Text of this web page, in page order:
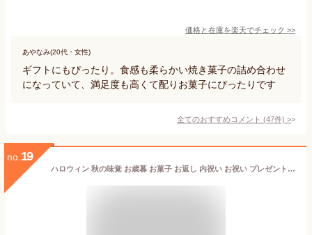
価格と在庫を楽天でチェック >>
あやなみ(20代・女性)
ギフトにもぴったり。食感も柔らかい焼き菓子の詰め合わせ
になっていて、満足度も高くて配りお菓子にぴったりです
全てのおすすめコメント (47件) >
no. 19
ハロウィン 秋の味覚 お歳暮 お菓子 お返し 内祝い お祝い プレゼント ギフト 可愛い スイーツ 洋菓子 お礼 個包装 のし対応 お供え送料無料 HFM-50N2 フィナンシェ・マドレーヌ詰合せ 2種 33個入